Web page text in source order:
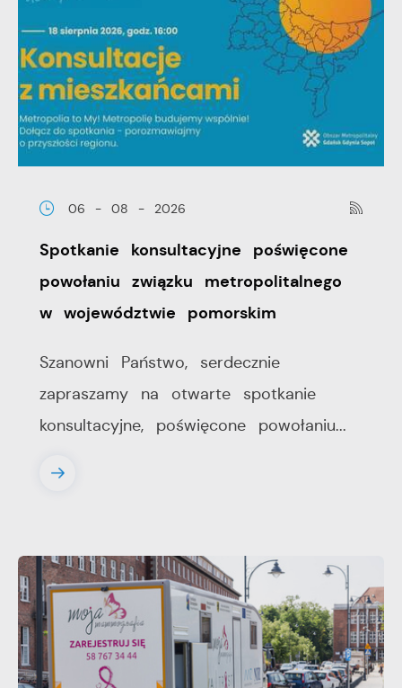
06 - 08 - 2026
Spotkanie konsultacyjne poświęcone
powołaniu związku metropolitalnego
w województwie pomorskim
Szanowni Państwo, serdecznie
zapraszamy na otwarte spotkanie
konsultacyjne, poświęcone powołaniu...